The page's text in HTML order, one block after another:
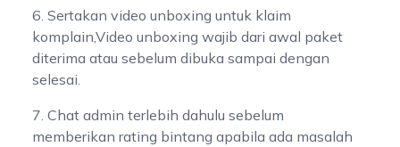
6. Sertakan video unboxing untuk klaim
komplain,Video unboxing wajib dari awal paket
diterima atau sebelum dibuka sampai dengan
selesai.
7. Chat admin terlebih dahulu sebelum
memberikan rating bintang apabila ada masalah